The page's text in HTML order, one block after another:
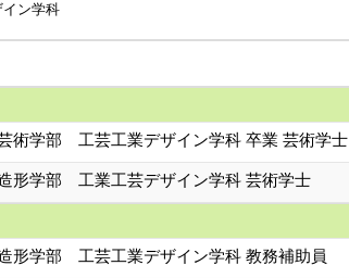
ン学科
術学部 工芸工業デザイン学科 卒業 芸術学士
形学部 工業工芸デザイン学科 芸術学士
形学部 工芸工業デザイン学科 教務補助員